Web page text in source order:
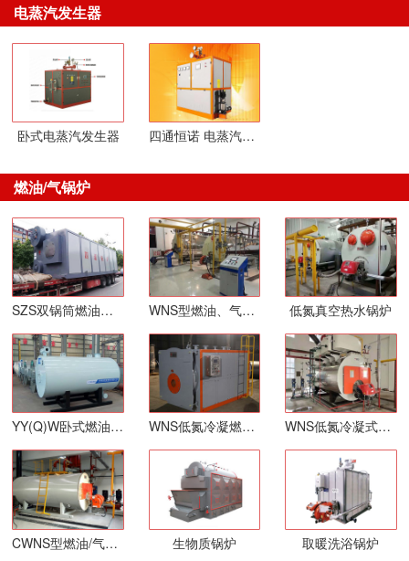
电蒸汽发生器
卧式电蒸汽发生器 四通恒诺 电蒸汽发生器
燃油/气锅炉
SZS双锅筒燃油气锅炉 WNS型燃油、气蒸汽锅炉 低氮真空热水锅炉
YY(Q)W卧式燃油、气导热油炉（定制低氮30毫克） WNS低氮冷凝燃气热水锅炉 WNS低氮冷凝式燃气蒸汽锅炉
CWNS型燃油/气常压热水锅炉 生物质锅炉 取暖洗浴锅炉